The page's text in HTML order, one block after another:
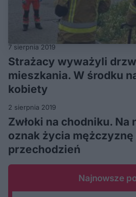
7 sierpnia 2019
Strażacy wyważyli
mieszkania. W środku
kobiety
2 sierpnia 2019
Zwłoki na chodniku. Na
oznak życia mężczyznę
przechodzień
Najnowsze